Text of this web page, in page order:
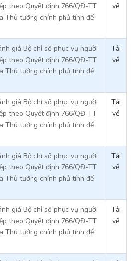
theo Quyết định 766/QĐ-TT
Thủ tướng chính phủ tính đế
về
giá Bộ chỉ số phục vụ người
theo Quyết định 766/QĐ-TT
Thủ tướng chính phủ tính đế
Tải
về
giá Bộ chỉ số phục vụ người
theo Quyết định 766/QĐ-TT
Thủ tướng chính phủ tính đế
Tải
về
giá Bộ chỉ số phục vụ người
theo Quyết định 766/QĐ-TT
Thủ tướng chính phủ tính đế
Tải
về
giá Bộ chỉ số phục vụ người
theo Quyết định 766/QĐ-TT
Thủ tướng chính phủ tính đế
Tải
về